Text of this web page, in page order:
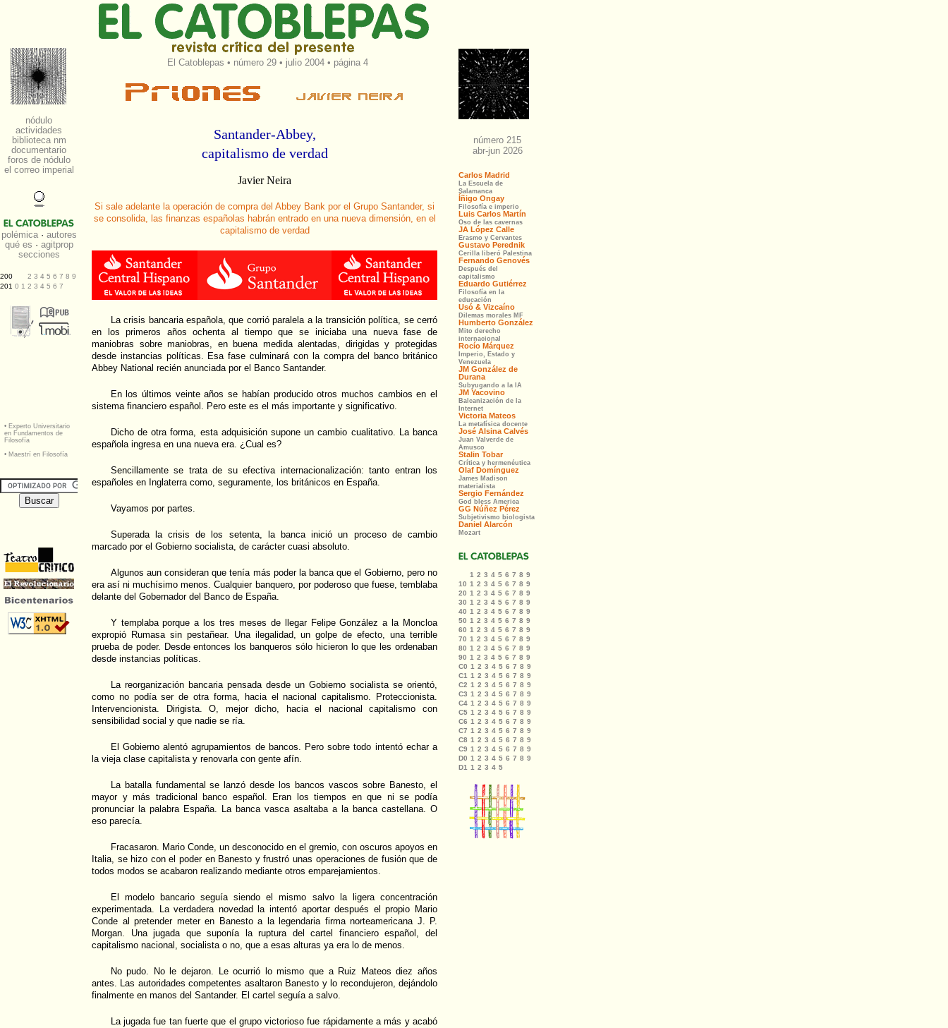
El Catoblepas • número 29• julio 2004 • página 4
Santander-Abbey,
capitalismo de verdad
Javier Neira
Si sale adelante la operación de compra del Abbey Bank por el Grupo Santander, si
se consolida, las finanzas españolas habrán entrado en una nueva dimensión, en el
capitalismo de verdad
La crisis bancaria española, que corrió paralela a la transición política, se cerró
en los primeros años ochenta al tiempo que se iniciaba una nueva fase de
maniobras sobre maniobras, en buena medida alentadas, dirigidas y protegidas
desde instancias políticas. Esa fase culminará con la compra del banco británico
Abbey National recién anunciada por el Banco Santander.
En los últimos veinte años se habían producido otros muchos cambios en el
sistema financiero español. Pero este es el más importante y significativo.
Dicho de otra forma, esta adquisición supone un cambio cualitativo. La banca
española ingresa en una nueva era. ¿Cual es?
Sencillamente se trata de su efectiva internacionalización: tanto entran los
españoles en Inglaterra como, seguramente, los británicos en España.
Vayamos por partes.
Superada la crisis de los setenta, la banca inició un proceso de cambio
marcado por el Gobierno socialista, de carácter cuasi absoluto.
Algunos aun consideran que tenía más poder la banca que el Gobierno, pero no
era así ni muchísimo menos. Cualquier banquero, por poderoso que fuese, temblaba
delante del Gobernador del Banco de España.
Y templaba porque a los tres meses de llegar Felipe González a la Moncloa
expropió Rumasa sin pestañear. Una ilegalidad, un golpe de efecto, una terrible
prueba de poder. Desde entonces los banqueros sólo hicieron lo que les ordenaban
desde instancias políticas.
La reorganización bancaria pensada desde un Gobierno socialista se orientó,
como no podía ser de otra forma, hacia el nacional capitalismo. Proteccionista.
Intervencionista. Dirigista. O, mejor dicho, hacia el nacional capitalismo con
sensibilidad social y que nadie se ría.
El Gobierno alentó agrupamientos de bancos. Pero sobre todo intentó echar a
la vieja clase capitalista y renovarla con gente afín.
La batalla fundamental se lanzó desde los bancos vascos sobre Banesto, el
mayor y más tradicional banco español. Eran los tiempos en que ni se podía
pronunciar la palabra España. La banca vasca asaltaba a la banca castellana. O
eso parecía.
Fracasaron. Mario Conde, un desconocido en el gremio, con oscuros apoyos en
Italia, se hizo con el poder en Banesto y frustró unas operaciones de fusión que de
todos modos se acabaron realizando mediante otros emparejamientos.
El modelo bancario seguía siendo el mismo salvo la ligera concentración
experimentada. La verdadera novedad la intentó aportar después el propio Mario
Conde al pretender meter en Banesto a la legendaria firma norteamericana J. P.
Morgan. Una jugada que suponía la ruptura del cartel financiero español, del
capitalismo nacional, socialista o no, que a esas alturas ya era lo de menos.
No pudo. No le dejaron. Le ocurrió lo mismo que a Ruiz Mateos diez años
antes. Las autoridades competentes asaltaron Banesto y lo recondujeron, dejándolo
finalmente en manos del Santander. El cartel seguía a salvo.
La jugada fue tan fuerte que el grupo victorioso fue rápidamente a más y acabó